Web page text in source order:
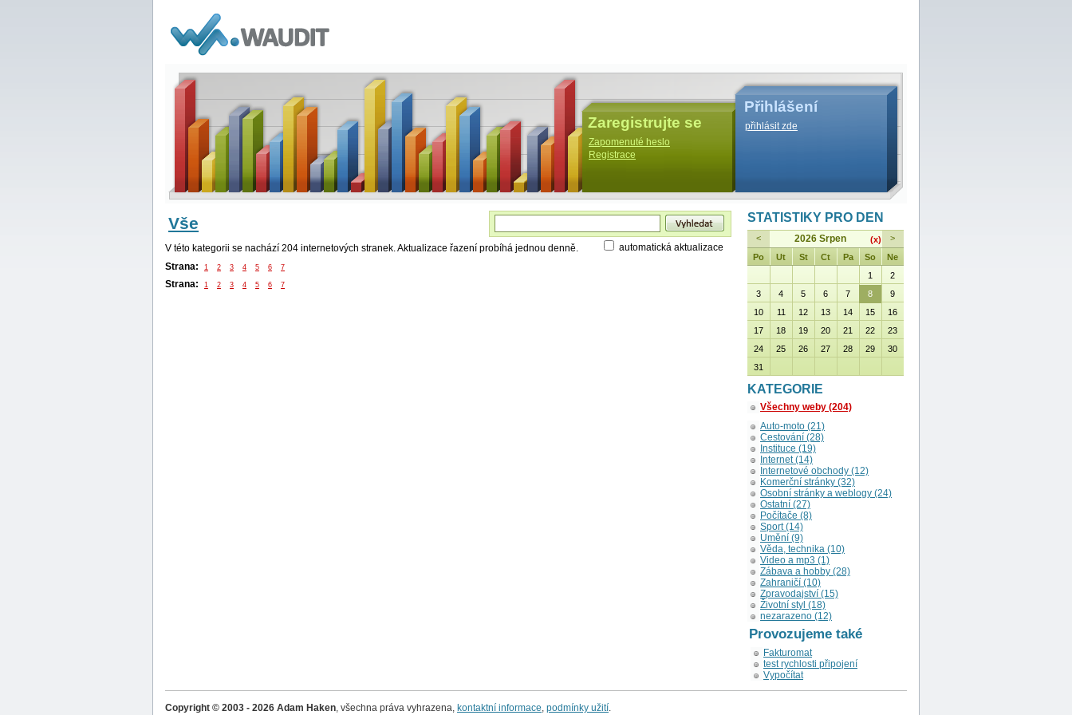
Zaregistrujte se
Zapomenuté heslo
Registrace
Přihlášení
přihlásit zde
automatická aktualizace
Vše
V této kategorii se nachází 204 internetových stranek. Aktualizace řazení probíhá jednou denně.
Strana:
1 2 3 4 5 6 7
Strana: 1 2 3 4 5 6 7
STATISTIKY PRO DEN
< (x)
2026 Srpen
>
Po
Ut St Ct Pa So
Ne
1
2
3
4 5 6 7 8
9
10
11 12 13 14 15
16
17
18 19 20 21 22
23
24
25 26 27 28 29
30
31
KATEGORIE
Všechny weby (204)
Auto-moto (21)
Cestování (28)
Instituce (19)
Internet (14)
Internetové obchody (12)
Komerční stránky (32)
Osobní stránky a weblogy (24)
Ostatní (27)
Počítače (8)
Sport (14)
Umění (9)
Věda, technika (10)
Video a mp3 (1)
Zábava a hobby (28)
Zahraničí (10)
Zpravodajství (15)
Životní styl (18)
nezarazeno (12)
Provozujeme také
Fakturomat
test rychlosti připojení
Vypočítat
Copyright © 2003 - 2026 Adam Haken, všechna práva vyhrazena, kontaktní informace, podmínky užití.